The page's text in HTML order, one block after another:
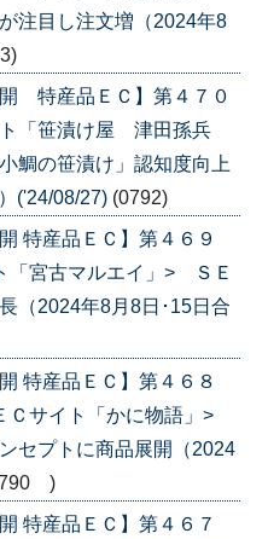
注目し注文増（2024年8
開 特産品ＥＣ】第４７０
「笹漬け屋 津田孫兵
鯛の笹漬け」認知度向上
('24/08/27) (0792)
特産品ＥＣ】第４６９
「宮古マルエイ」> ＳＥ
（2024年8月8日･15日合
特産品ＥＣ】第４６８
Ｃサイト「かに物語」>
セプトに商品展開（2024
)
特産品ＥＣ】第４６７